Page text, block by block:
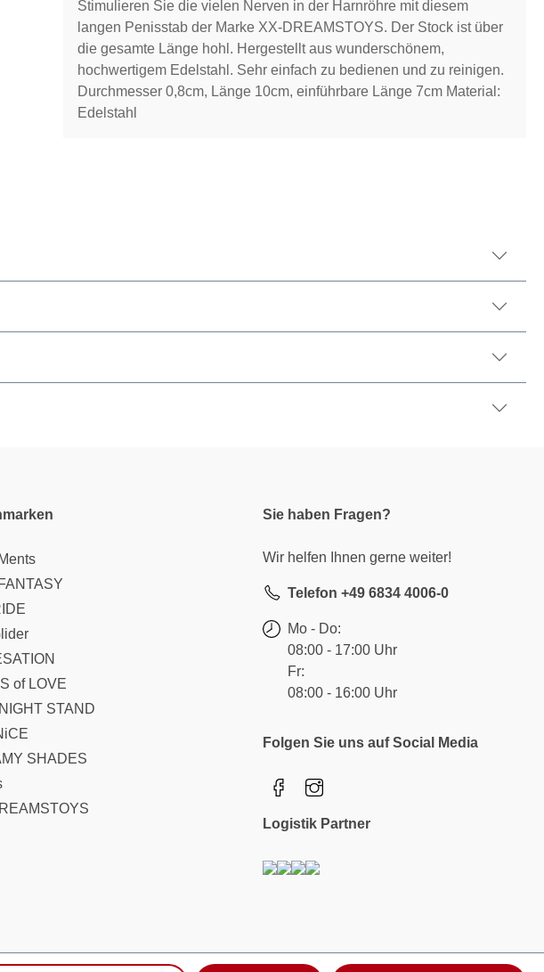
Stimulieren Sie die vielen Nerven in der Harnröhre mit diesem
langen Penisstab der Marke XX-DREAMSTOYS. Der Stock ist über
die gesamte Länge hohl. Hergestellt aus wunderschönem,
hochwertigem Edelstahl. Sehr einfach zu bedienen und zu reinigen.
Durchmesser 0,8cm, Länge 10cm, einführbare Länge 7cm Material:
Edelstahl
of LOVE
STAND
SHADES
Sie haben Fragen?
Wir helfen Ihnen gerne weiter!
Telefon +49 6834 4006-0
Mo - Do:
08:00 - 17:00 Uhr
Fr:
08:00 - 16:00 Uhr
Folgen Sie uns auf Social Media
Logistik Partner